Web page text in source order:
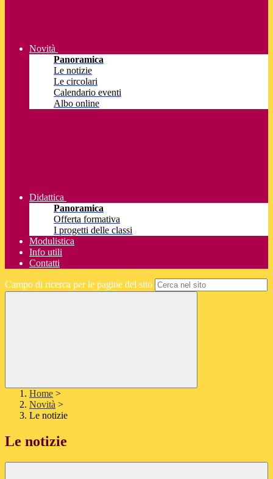
Novità
Panoramica
Le notizie
Le circolari
Calendario eventi
Albo online
Didattica
Panoramica
Offerta formativa
I progetti delle classi
Modulistica
Info utili
Contatti
Campo di ricerca per le pagine del sito
Home >
Novità >
Le notizie
Le notizie